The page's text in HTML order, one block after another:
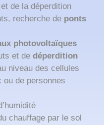
de la déperdition
recherche de ponts
photovoltaïques
et de déperdition
niveau des cellules
ou de personnes
chauffage par le sol